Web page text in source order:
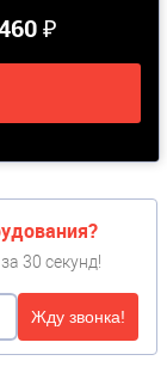
₽
за 30 секунд!
Жду звонка!